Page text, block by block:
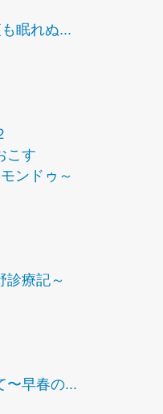
眠れぬ...
こす
ンドゥ～
診療記～
〜早春の...